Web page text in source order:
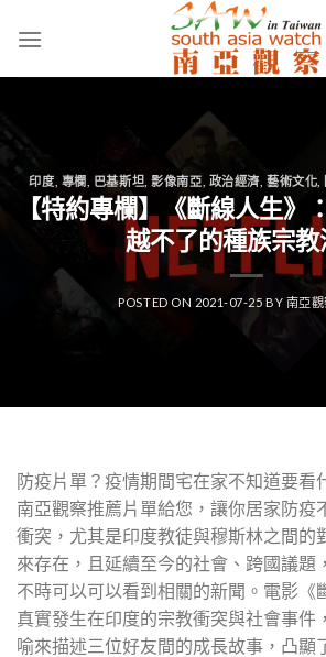
印度 專欄 巴基斯坦 ,影像南亞 政治經濟 ,藝術文化
【特約專欄】《斷線人生》
越不了的種族宗教
POSTED ON 2021-07-25 BY 南亞
防疫片單？疫情期間宅在家不知道要看
南亞觀察推薦片單給您，讓你居家防疫
衝突，尤其是印度教徒與穆斯林之間的
來存在，且延續至今的社會、跨國議題
不時可以可以看到相關的新聞。電影《
真實發生在印度的宗教衝突與社會事件
喻來描述三位好友間的成長故事，凸顯